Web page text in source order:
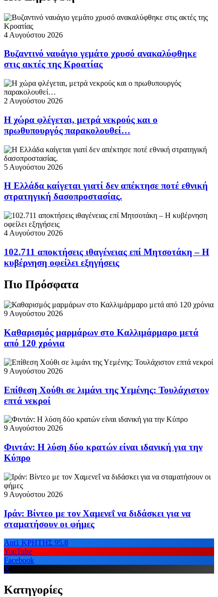
4 Αυγούστου 2026
Βυζαντινό ναυάγιο γεμάτο χρυσό ανακαλύφθηκε
στις ακτές της Κροατίας
2 Αυγούστου 2026
Η χώρα φλέγεται, μετρά νεκρούς και ο
πρωθυπουργός παρακολουθεί…
5 Αυγούστου 2026
Η Ελλάδα καίγεται γιατί δεν απέκτησε ποτέ εθνική
στρατηγική δασοπροστασίας.
4 Αυγούστου 2026
102.711 αποκτήσεις ιθαγένειας επί Μητσοτάκη – Η
κυβέρνηση οφείλει εξηγήσεις
Πιο Πρόσφατα
9 Αυγούστου 2026
Καθαρισμός μαρμάρων στο Καλλιμάρμαρο μετά
από 120 χρόνια
9 Αυγούστου 2026
Επίθεση Χούθι σε λιμάνι της Υεμένης: Τουλάχιστον
επτά νεκροί
9 Αυγούστου 2026
Φιντάν: Η λύση δύο κρατών είναι ιδανική για την
Κύπρο
9 Αυγούστου 2026
Ιράν: Βίντεο με τον Χαμενεΐ να διδάσκει για να
σταματήσουν οι φήμες
Ant1 ΚΡΗΤΗΣ 95.8
YouTube
Facebook
X
Κατηγορίες